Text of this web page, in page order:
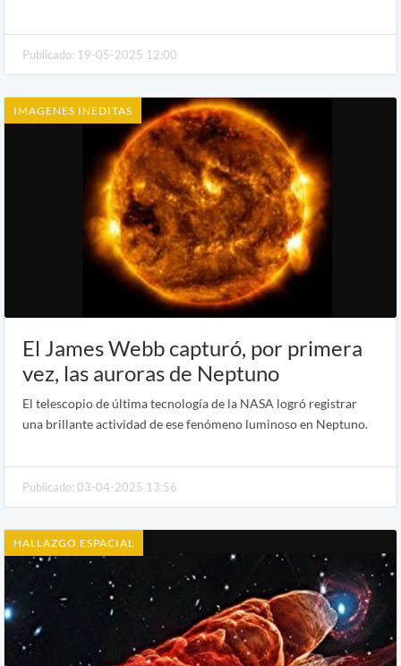
Publicado: 19-05-2025 12:00
IMAGENES INEDITAS
El James Webb capturó, por primera
vez, las auroras de Neptuno
El telescopio de última tecnología de la NASA logró registrar
una brillante actividad de ese fenómeno luminoso en Neptuno.
Publicado: 03-04-2025 13:56
HALLAZGO ESPACIAL